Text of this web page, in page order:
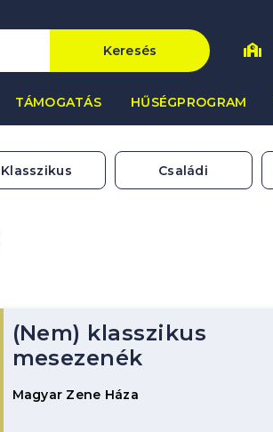
Keresés
TÁMOGATÁS HŰSÉGPROGRAM
Klasszikus Családi
(Nem) klasszikus
mesezenék
Magyar Zene Háza